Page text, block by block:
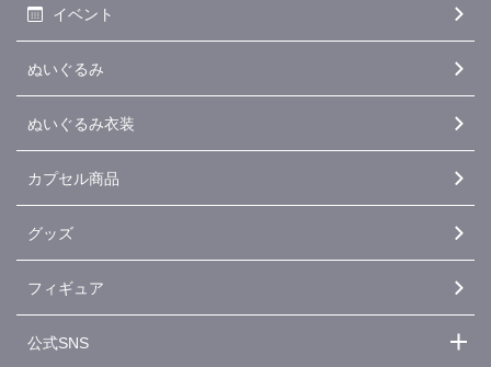
イベント
ぬいぐるみ
ぬいぐるみ衣装
カプセル商品
グッズ
フィギュア
公式SNS